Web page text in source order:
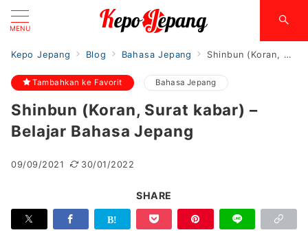
MENU
Kepo Jepang Blog Bahasa Jepang Shinbun (Koran, Surat kabar) – Belajar Bahasa Jepang
Tambahkan ke Favorit Bahasa Jepang
Shinbun (Koran, Surat kabar) –
Belajar Bahasa Jepang
09/09/2021 30/01/2022
SHARE